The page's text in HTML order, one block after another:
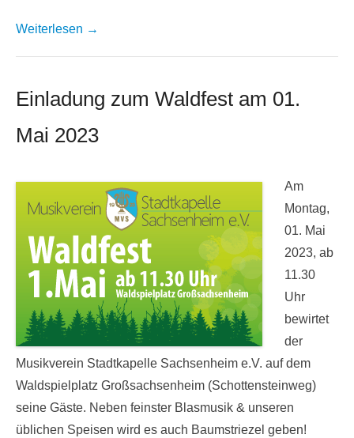
Weiterlesen →
Einladung zum Waldfest am 01.
Mai 2023
Am
Montag,
01. Mai
2023, ab
11.30
Uhr
bewirtet
der
Musikverein Stadtkapelle Sachsenheim e.V. auf dem
Waldspielplatz Großsachsenheim (Schottensteinweg)
seine Gäste. Neben feinster Blasmusik & unseren
üblichen Speisen wird es auch Baumstriezel geben!